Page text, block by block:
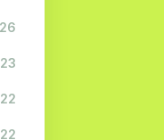
26
23
22
22